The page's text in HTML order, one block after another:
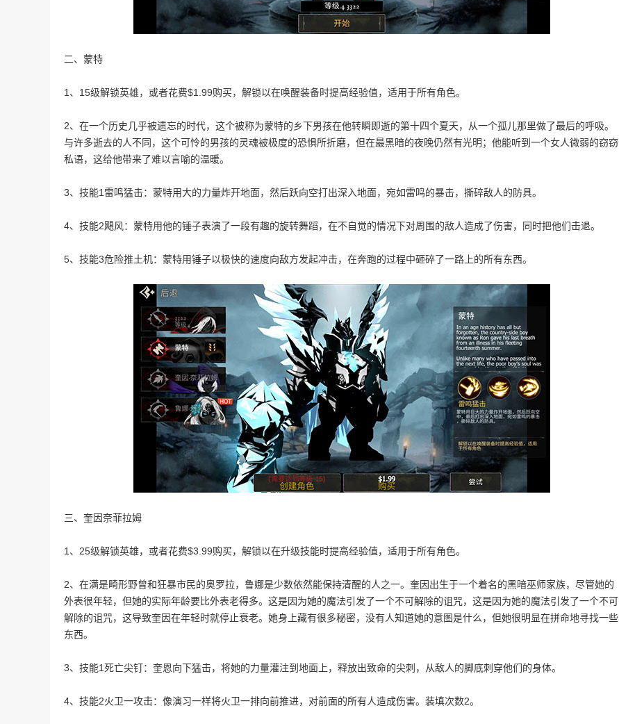
二、蒙特
1、15级解锁英雄，或者花费$1.99购买，解锁以在唤醒装备时提高经验值，适用于所有角色。
2、在一个历史几乎被遗忘的时代，这个被称为蒙特的乡下男孩在他转瞬即逝的第十四个夏天，从一个孤儿那里做了最后的呼吸。
与许多逝去的人不同，这个可怜的男孩的灵魂被极度的恐惧所折磨，但在最黑暗的夜晚仍然有光明；他能听到一个女人微弱的窃窃
私语，这给他带来了难以言喻的温暖。
3、技能1雷鸣猛击：蒙特用大的力量炸开地面，然后跃向空打出深入地面，宛如雷鸣的暴击，撕碎敌人的防具。
4、技能2飓风：蒙特用他的锤子表演了一段有趣的旋转舞蹈，在不自觉的情况下对周围的敌人造成了伤害，同时把他们击退。
5、技能3危险推土机：蒙特用锤子以极快的速度向敌方发起冲击，在奔跑的过程中砸碎了一路上的所有东西。
三、奎因奈菲拉姆
1、25级解锁英雄，或者花费$3.99购买，解锁以在升级技能时提高经验值，适用于所有角色。
2、在满是畸形野曾和狂暴市民的奥罗拉，鲁娜是少数依然能保持清醒的人之一。奎因出生于一个着名的黑暗巫师家族，尽管她的
外表很年轻，但她的实际年龄要比外表老得多。这是因为她的魔法引发了一个不可解除的诅咒，这是因为她的魔法引发了一个不可
解除的诅咒，这导致奎因在年轻时就停止衰老。她身上藏有很多秘密，没有人知道她的意图是什么，但她很明显在拼命地寻找一些
东西。
3、技能1死亡尖钉：奎恩向下猛击，将她的力量灌注到地面上，释放出致命的尖刺，从敌人的脚底刺穿他们的身体。
4、技能2火卫一攻击：像演习一样将火卫一排向前推进，对前面的所有人造成伤害。装填次数2。